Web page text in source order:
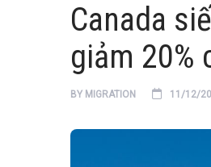
Canada
giảm 20%
BY MIGRATION 11/12/